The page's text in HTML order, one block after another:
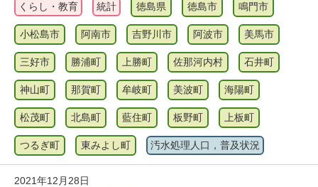
くらし・教育 統計 徳島県 徳島市 鳴門市
小松島市 阿南市 吉野川市 阿波市 美馬市
三好市 勝浦町 上勝町 佐那河内村 石井町
神山町 那賀町 牟岐町 美波町 海陽町
松茂町 北島町 藍住町 板野町 上板町
つるぎ町 東みよし町 汚水処理人口，普及状況
2021年12月28日